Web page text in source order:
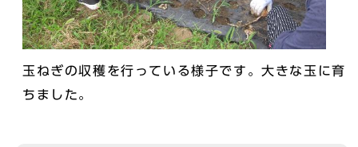
玉ねぎの収穫を行っている様子です。大きな玉に育
ちました。